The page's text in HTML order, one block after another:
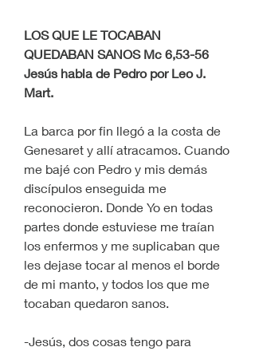
LOS QUE LE TOCABAN
QUEDABAN SANOS Mc 6,53-56
Jesús habla de Pedro por Leo J.
Mart.
La barca por fin llegó a la costa de
Genesaret y allí atracamos. Cuando
me bajé con Pedro y mis demás
discípulos enseguida me
reconocieron. Donde Yo en todas
partes donde estuviese me traían
los enfermos y me suplicaban que
les dejase tocar al menos el borde
de mi manto, y todos los que me
tocaban quedaron sanos.
-Jesús, dos cosas tengo para